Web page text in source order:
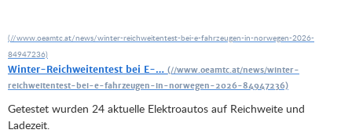
Winter-Reichweitentest bei E-…
Getestet wurden 24 aktuelle Elektroautos auf Reichweite und
Ladezeit.